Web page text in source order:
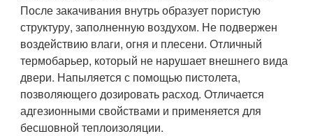
После закачивания внутрь образует пористую
структуру, заполненную воздухом. Не подвержен
воздействию влаги, огня и плесени. Отличный
термобарьер, который не нарушает внешнего вида
двери. Напыляется с помощью пистолета,
позволяющего дозировать расход. Отличается
адгезионными свойствами и применяется для
бесшовной теплоизоляции.